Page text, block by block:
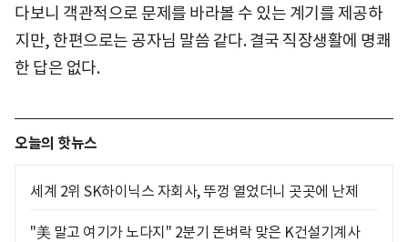
다보니 객관적으로 문제를 바라볼 수 있는 계기를 제공하
지만, 한편으로는 공자님 말씀 같다. 결국 직장생활에 명쾌
한 답은 없다.
오늘의 핫뉴스
세계 2위 SK하이닉스 자회사, 뚜껑 열었더니 곳곳에 난제
"美 말고 여기가 노다지" 2분기 돈벼락 맞은 K건설기계사